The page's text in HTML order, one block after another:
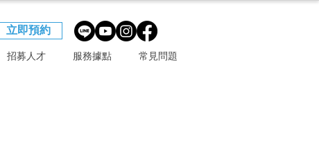
立即預約
招募人才 服務據點 常見問題